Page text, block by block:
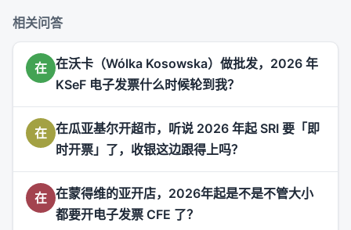
相关问答
在 在沃卡（Wólka Kosowska）做批发，2026 年
KSeF 电子发票什么时候轮到我？
在 在瓜亚基尔开超市，听说 2026 年起 SRI 要「即
时开票」了，收银这边跟得上吗？
在 在蒙得维的亚开店，2026年起是不是不管大小
都要开电子发票 CFE 了？